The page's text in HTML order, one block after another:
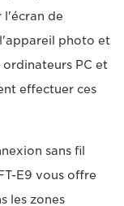
l'écran de
photo et
PC et
effectuer ces
sans fil
E9 vous offre
les zones